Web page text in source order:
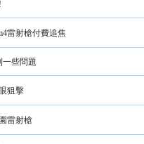
雷射槍付費追焦
一些問題
狙擊
雷射槍